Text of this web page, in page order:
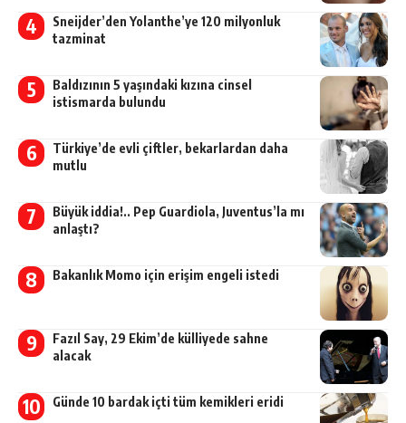
Sneijder’den Yolanthe’ye 120 milyonluk
tazminat
Baldızının 5 yaşındaki kızına cinsel
istismarda bulundu
Türkiye’de evli çiftler, bekarlardan daha
mutlu
Büyük iddia!.. Pep Guardiola, Juventus’la mı
anlaştı?
Bakanlık Momo için erişim engeli istedi
Fazıl Say, 29 Ekim’de külliyede sahne
alacak
Günde 10 bardak içti tüm kemikleri eridi